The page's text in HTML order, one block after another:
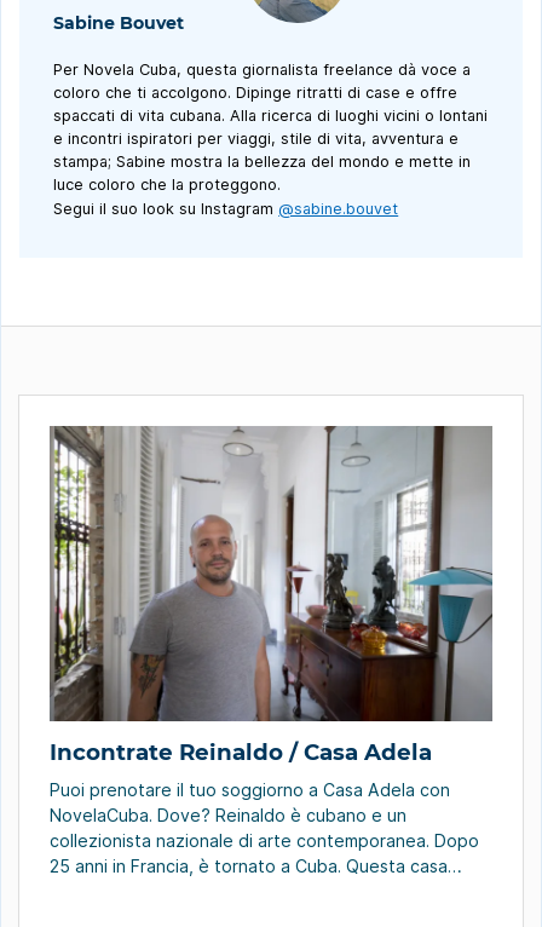
Sabine Bouvet
Per Novela Cuba, questa giornalista freelance dà voce a
coloro che ti accolgono. Dipinge ritratti di case e offre
spaccati di vita cubana. Alla ricerca di luoghi vicini o lontani
e incontri ispiratori per viaggi, stile di vita, avventura e
stampa; Sabine mostra la bellezza del mondo e mette in
luce coloro che la proteggono.
Segui il suo look su Instagram@sabine.bouvet
Incontrate Reinaldo / Casa Adela
Puoi prenotare il tuo soggiorno a Casa Adela con
NovelaCuba. Dove? Reinaldo è cubano e un
collezionista nazionale di arte contemporanea. Dopo
25 anni in Francia, è tornato a Cuba. Questa casa